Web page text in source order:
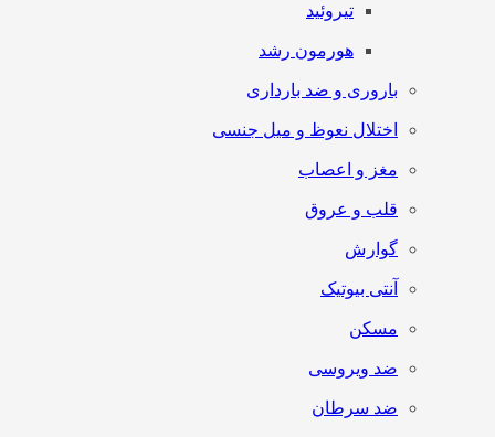
تیروئید
هورمون رشد
باروری و ضد بارداری
اختلال نعوظ و میل جنسی
مغز و اعصاب
قلب و عروق
گوارش
آنتی‌ بیوتیک
مسکن
ضد ویروسی
ضد سرطان